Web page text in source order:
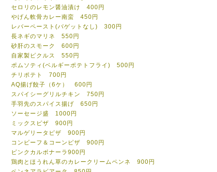
セロリのレモン醤油漬け 400円
やげん軟骨カレー南蛮 450円
レバーペースト(バゲットなし) 300円
長ネギのマリネ 550円
砂肝のスモーク 600円
自家製ピクルス 550円
ポムソティ(ベルギーポテトフライ) 500円
チリポテト 700円
AQ揚げ餃子（6ケ） 600円
スパイシーグリルチキン 750円
手羽先のスパイス揚げ 650円
ソーセージ盛 1000円
ミックスピザ 900円
マルゲリータピザ 900円
コンビーフ＆コーンピザ 900円
ピンクカルボナーラ900円
鶏肉とほうれん草のカレークリームペンネ 900円